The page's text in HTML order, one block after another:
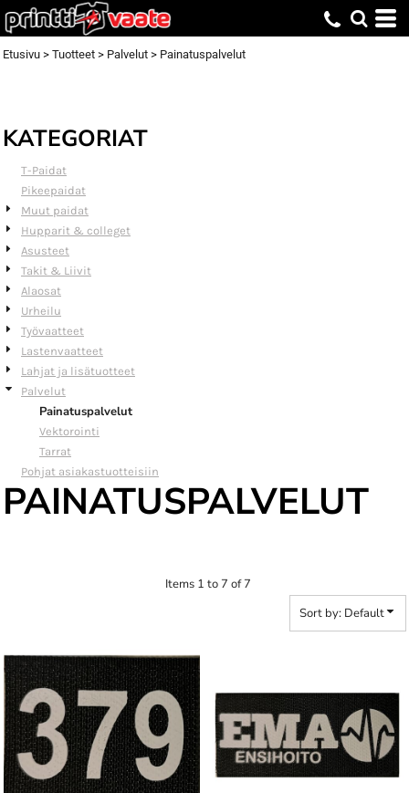
Etusivu > Tuotteet > Palvelut > Painatuspalvelut
KATEGORIAT
T-Paidat
Pikeepaidat
Muut paidat
Hupparit & colleget
Asusteet
Takit & Liivit
Alaosat
Urheilu
Työvaatteet
Lastenvaatteet
Lahjat ja lisätuotteet
Palvelut
Painatuspalvelut
Vektorointi
Tarrat
Pohjat asiakastuotteisiin
PAINATUSPALVELUT
Items 1 to 7 of 7
Sort by: Default
Default